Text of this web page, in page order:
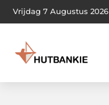
Vrijdag 7 Augustus 2026